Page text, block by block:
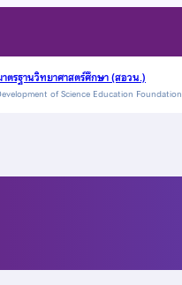
รฐานวิทยาศาสตร์ศึกษา (สอวน.)
of Science Education Foundation